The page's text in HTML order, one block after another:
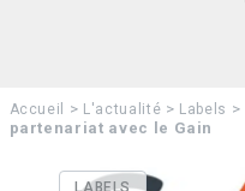
Accueil > L'actualité > Labels >
partenariat avec le Gain